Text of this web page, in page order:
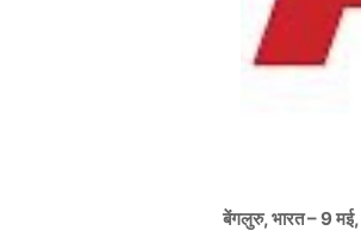
बेंगलुरु,भारत– 9मई